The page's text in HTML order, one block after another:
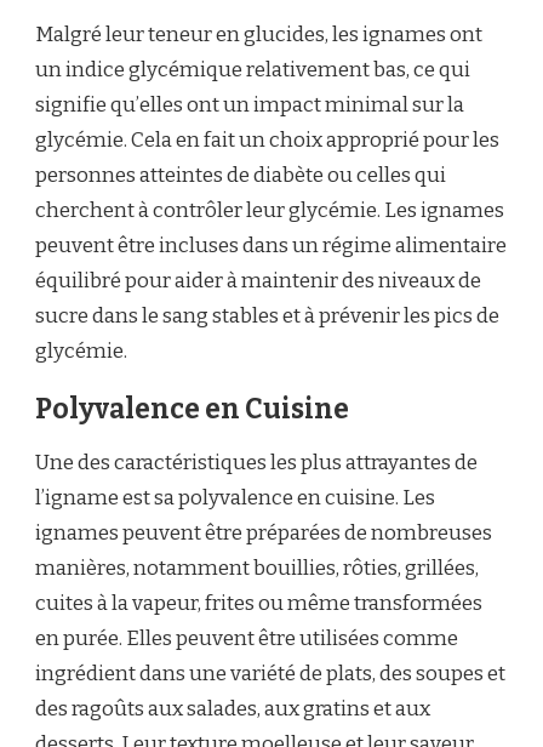
Malgré leur teneur en glucides, les ignames ont
un indice glycémique relativement bas, ce qui
signifie qu’elles ont un impact minimal sur la
glycémie. Cela en fait un choix approprié pour les
personnes atteintes de diabète ou celles qui
cherchent à contrôler leur glycémie. Les ignames
peuvent être incluses dans un régime alimentaire
équilibré pour aider à maintenir des niveaux de
sucre dans le sang stables et à prévenir les pics de
glycémie.
Polyvalence en Cuisine
Une des caractéristiques les plus attrayantes de
l’igname est sa polyvalence en cuisine. Les
ignames peuvent être préparées de nombreuses
manières, notamment bouillies, rôties, grillées,
cuites à la vapeur, frites ou même transformées
en purée. Elles peuvent être utilisées comme
ingrédient dans une variété de plats, des soupes et
des ragoûts aux salades, aux gratins et aux